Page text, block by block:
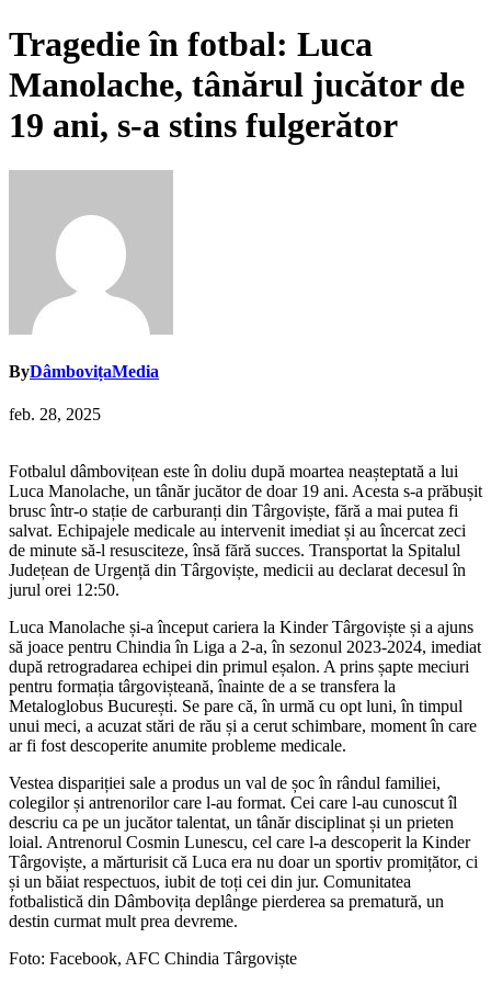
Tragedie în fotbal: Luca
Manolache, tânărul jucător de
19 ani, s-a stins fulgerător
ByDâmbovițaMedia
feb. 28, 2025
Fotbalul dâmbovițean este în doliu după moartea neașteptată a lui
Luca Manolache, un tânăr jucător de doar 19 ani. Acesta s-a prăbușit
brusc într-o stație de carburanți din Târgoviște, fără a mai putea fi
salvat. Echipajele medicale au intervenit imediat și au încercat zeci
de minute să-l resusciteze, însă fără succes. Transportat la Spitalul
Județean de Urgență din Târgoviște, medicii au declarat decesul în
jurul orei 12:50.
Luca Manolache și-a început cariera la Kinder Târgoviște și a ajuns
să joace pentru Chindia în Liga a 2-a, în sezonul 2023-2024, imediat
după retrogradarea echipei din primul eșalon. A prins șapte meciuri
pentru formația târgovișteană, înainte de a se transfera la
Metaloglobus București. Se pare că, în urmă cu opt luni, în timpul
unui meci, a acuzat stări de rău și a cerut schimbare, moment în care
ar fi fost descoperite anumite probleme medicale.
Vestea dispariției sale a produs un val de șoc în rândul familiei,
colegilor și antrenorilor care l-au format. Cei care l-au cunoscut îl
descriu ca pe un jucător talentat, un tânăr disciplinat și un prieten
loial. Antrenorul Cosmin Lunescu, cel care l-a descoperit la Kinder
Târgoviște, a mărturisit că Luca era nu doar un sportiv promițător, ci
și un băiat respectuos, iubit de toți cei din jur. Comunitatea
fotbalistică din Dâmbovița deplânge pierderea sa prematură, un
destin curmat mult prea devreme.
Foto: Facebook, AFC Chindia Târgoviște